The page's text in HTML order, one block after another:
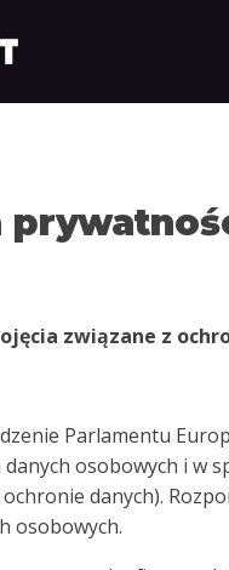
związane z
Parlamentu
osobowych i w
danych).
osobowych.